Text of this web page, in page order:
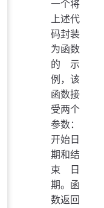
一个将
上述代
码封装
为函数
的示
例，该
函数接
受两个
参数：
开始日
期和结
束日
期。函
数返回